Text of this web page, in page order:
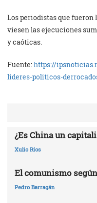
Los periodistas que fueron
viesen las ejecuciones
y caóticas.
Fuente:https://
lideres-politicos-
¿Es China un
Xulio Ríos
El comunismo
Pedro Barragán